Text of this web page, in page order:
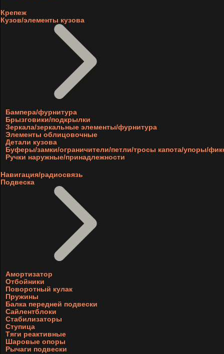
Крепеж
Кузов/элементы кузова
Бампера/фурнитура
Брызговики/подкрылки
Зеркала/зеркальные элементы/фурнитура
Элементы облицовочные
Детали кузова
Буферы/замки/ограничители/петли/тросы капота/упоры/
Ручки наружные/принадлежности
Навигация/радиосвязь
Подвеска
Амортизатор
Отбойники
Поворотный кулак
Пружины
Балка передней подвески
Сайлентблоки
Стабилизаторы
Ступица
Тяги реактивные
Шаровые опоры
Рычаги подвески